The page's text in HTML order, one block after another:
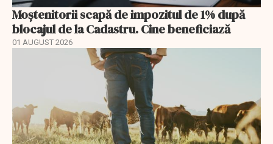
Moștenitorii scapă de impozitul de 1% după
blocajul de la Cadastru. Cine beneficiază
01 AUGUST 2026